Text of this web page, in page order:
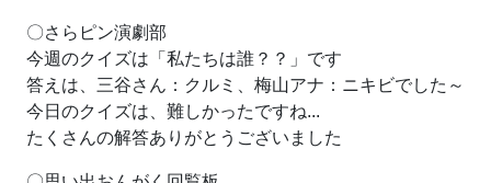
〇さらピン演劇部
今週のクイズは「私たちは誰？？」です
答えは、三谷さん：クルミ、梅山アナ：ニキビでした～
今日のクイズは、難しかったですね...
たくさんの解答ありがとうございました